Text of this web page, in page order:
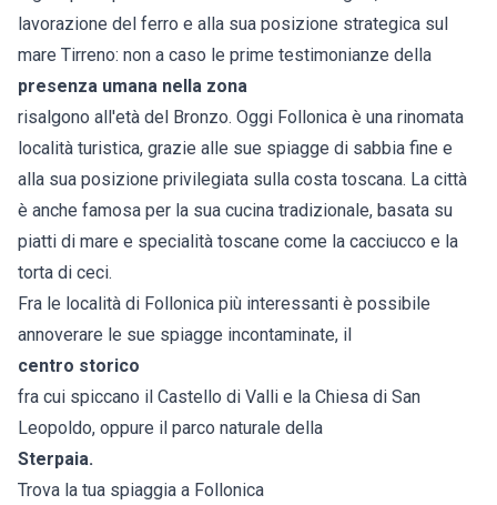
lavorazione del ferro e alla sua posizione strategica sul
mare Tirreno: non a caso le prime testimonianze della
presenza umana nella zona
risalgono all'età del Bronzo. Oggi Follonica è una rinomata
località turistica, grazie alle sue spiagge di sabbia fine e
alla sua posizione privilegiata sulla costa toscana. La città
è anche famosa per la sua cucina tradizionale, basata su
piatti di mare e specialità toscane come la cacciucco e la
torta di ceci.
Fra le località di Follonica più interessanti è possibile
annoverare le sue spiagge incontaminate, il
centro storico
fra cui spiccano il Castello di Valli e la Chiesa di San
Leopoldo, oppure il parco naturale della
Sterpaia.
Trova la tua spiaggia a Follonica